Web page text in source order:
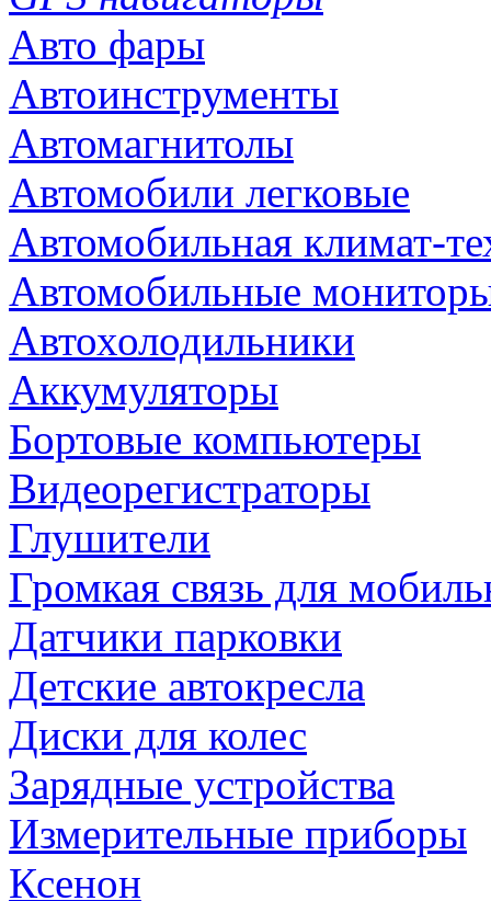
Авто фары
Автоинструменты
Автомагнитолы
Автомобили легковые
Автомобильная климат-
Автомобильные
Автохолодильники
Аккумуляторы
Бортовые компьютеры
Видеорегистраторы
Глушители
Громкая связь для
Датчики парковки
Детские автокресла
Диски для колес
Зарядные устройства
Измерительные приборы
Ксенон